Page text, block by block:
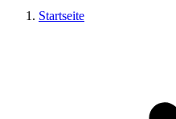
Startseite